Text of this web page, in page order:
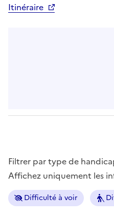
Itinéraire
Filtrer par type de
Affichez uniquement les
Difficulté à voir